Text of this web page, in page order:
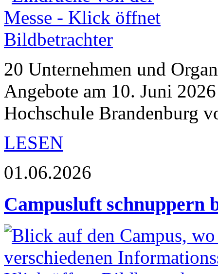
20 Unternehmen und
Angebote am 10. Juni
Hochschule Brandenburg
LESEN
01.06.2026
Campusluft schnuppern